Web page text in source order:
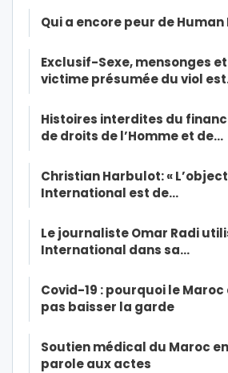
Qui a encore peur de Human
Exclusif-Sexe, mensonges
victime présumée du viol
Histoires interdites du
de droits de l’Homme et de…
Christian Harbulot: «
International est de…
Le journaliste Omar Radi
International dans sa…
Covid-19 : pourquoi le Maroc
pas baisser la garde
Soutien médical du Maroc
parole aux actes